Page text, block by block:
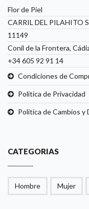
Flor de Piel
CARRIL DEL PILAHITO
11149
Conil de la Frontera,
+34 605 92 91 14
Condiciones de
Politica de Privacidad
Politica de Cambios y
CATEGORIAS
Hombre Mujer